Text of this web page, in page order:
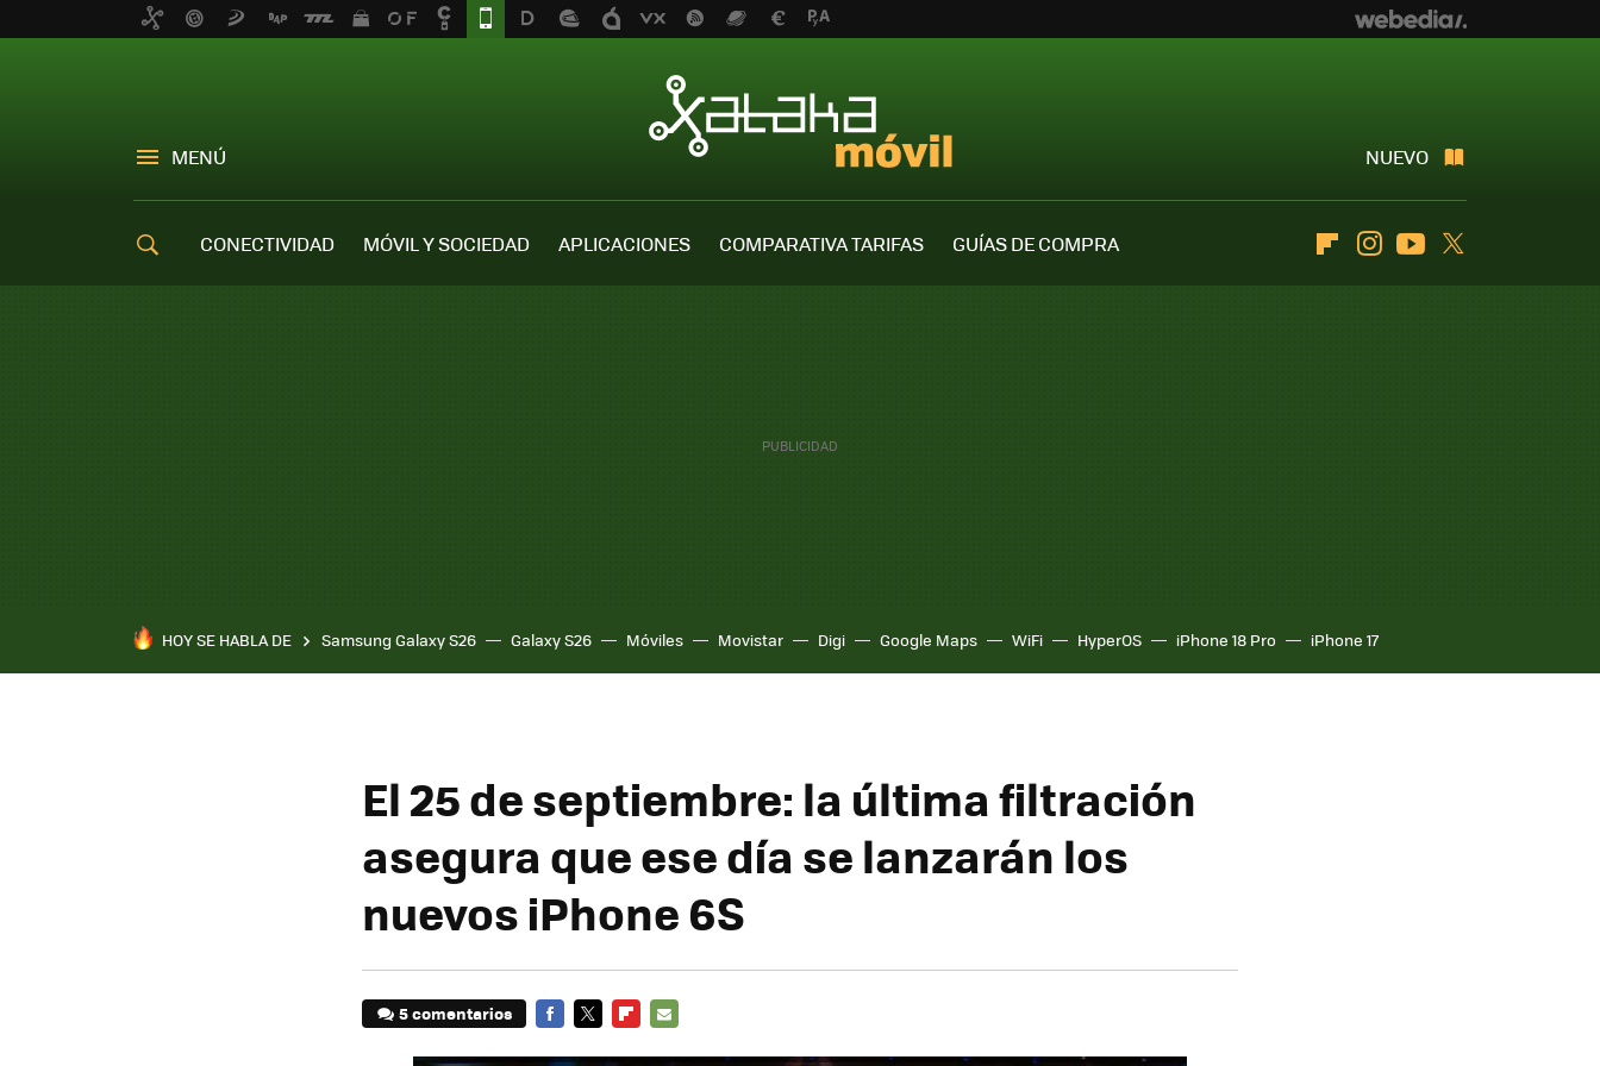
MENÚ NUEVO
CONECTIVIDAD MÓVIL Y SOCIEDAD APLICACIONES COMPARATIVA TARIFAS
GUÍAS DE COMPRA
FlipboardInstagramYoutube
HOY SE HABLA DE Samsung Galaxy S26 Galaxy S26 Móviles Movistar Digi Google Maps WiFi HyperOS iPhone 18 Pro iPhone 17
El 25 de septiembre: la última filtración
asegura que ese día se lanzarán los
nuevos iPhone 6S
5 comentarios